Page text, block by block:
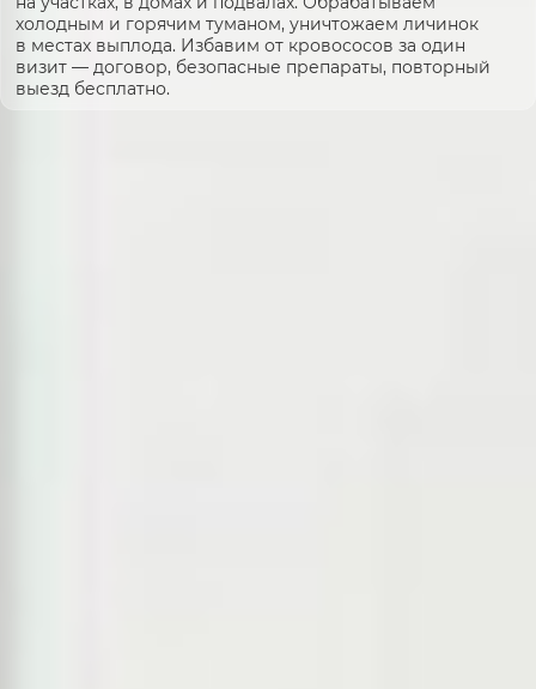
холодным и горячим туманом, уничтожаем личинок
в местах выплода. Избавим от кровососов за один
визит — договор, безопасные препараты, повторный
выезд бесплатно.